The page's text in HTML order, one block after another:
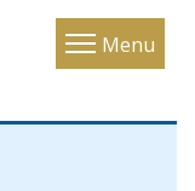
Menu
Toggle